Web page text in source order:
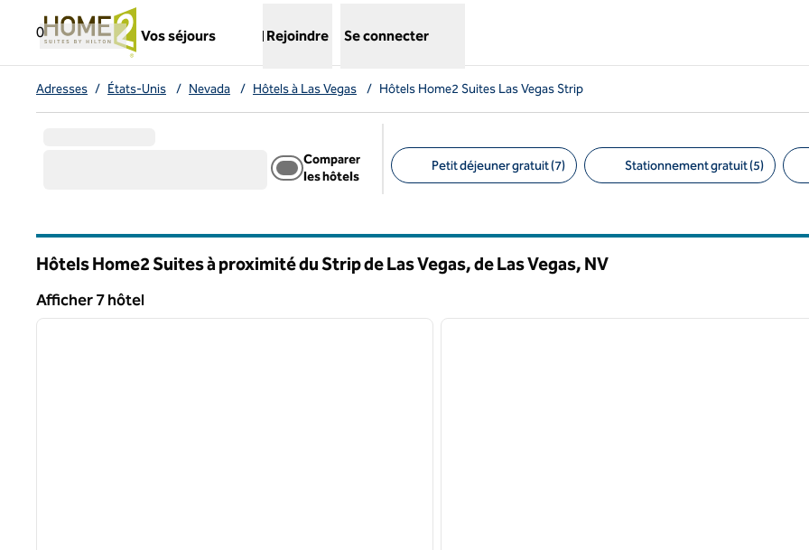
Aller directement au contenu
0
Vos séjours
,
Rejoindre Se connecter
Adresses / États-Unis / Nevada / Hôtels à Las Vegas / Hôtels Home2 Suites Las Vegas Strip
Comparer
les hôtels
Petit déjeuner gratuit (7) Stationnement gratuit (5)
Hôtels Home2 Suites à proximité du Strip de Las Vegas, de Las Vegas, NV
Afficher 7 hôtel
Afficher 7 hôtel
1 sur 12
image suivante
1 sur 12